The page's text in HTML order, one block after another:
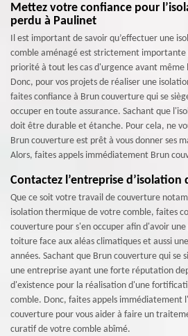
Mettez votre confiance pour
perdu à Paulinet
Il est important de savoir qu’effectuer une
comble aménagé est strictement
priorité à tout les cas d'urgence avant même
Donc, pour vos projets de réaliser une
faites confiance à Brun couverture qui se
occuper en toute assurance. Sachant que
doit être durable et étanche. Pour cela, ne
Brun couverture est prêt à vous donner ses
Alors, faites appels immédiatement Brun
Contactez l’entreprise
Que ce soit votre travail de couverture
isolation thermique de votre comble, faites
couverture pour s'en occuper afin d'avoir
toiture face aux aléas climatiques et aussi
années. Sachant que Brun couverture qui se
une entreprise ayant une forte réputation
d'existence pour la réalisation d'une
comble. Donc, faites appels immédiatement
couverture pour vous aider à faire un
curatif de votre comble abîmé.